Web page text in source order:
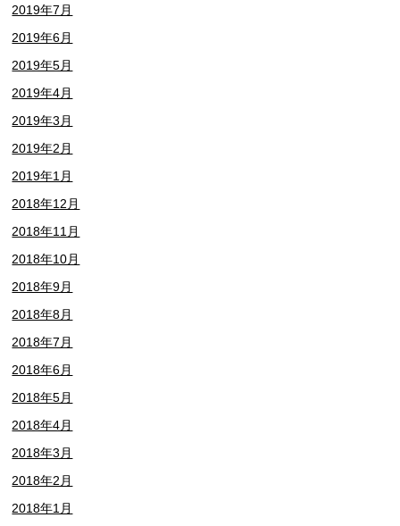
2019年7月
2019年6月
2019年5月
2019年4月
2019年3月
2019年2月
2019年1月
2018年12月
2018年11月
2018年10月
2018年9月
2018年8月
2018年7月
2018年6月
2018年5月
2018年4月
2018年3月
2018年2月
2018年1月